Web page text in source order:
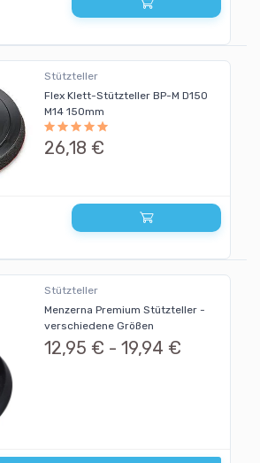
Stützteller
Flex Klett-Stützteller BP-M D150
M14 150mm
26,18 €
Stützteller
Menzerna Premium Stützteller -
verschiedene Größen
12,95 € - 19,94 €